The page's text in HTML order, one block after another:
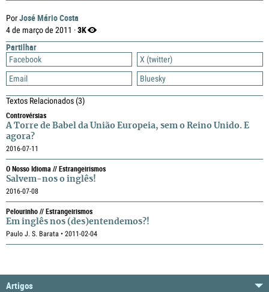
PorJosé Mário Costa
4 de março de 2011 ·3K
Partilhar
Facebook
X (twitter)
Email
Bluesky
Textos Relacionados(3)
Controvérsias
A Torre de Babel da União Europeia, sem o Reino Unido. E
agora?
2016-07-11
O Nosso Idioma // Estrangeirismos
Salvem-nos o inglês!
2016-07-08
Pelourinho // Estrangeirismos
Em inglês nos (des)entendemos?!
Paulo J. S. Barata • 2011-02-04
Artigos